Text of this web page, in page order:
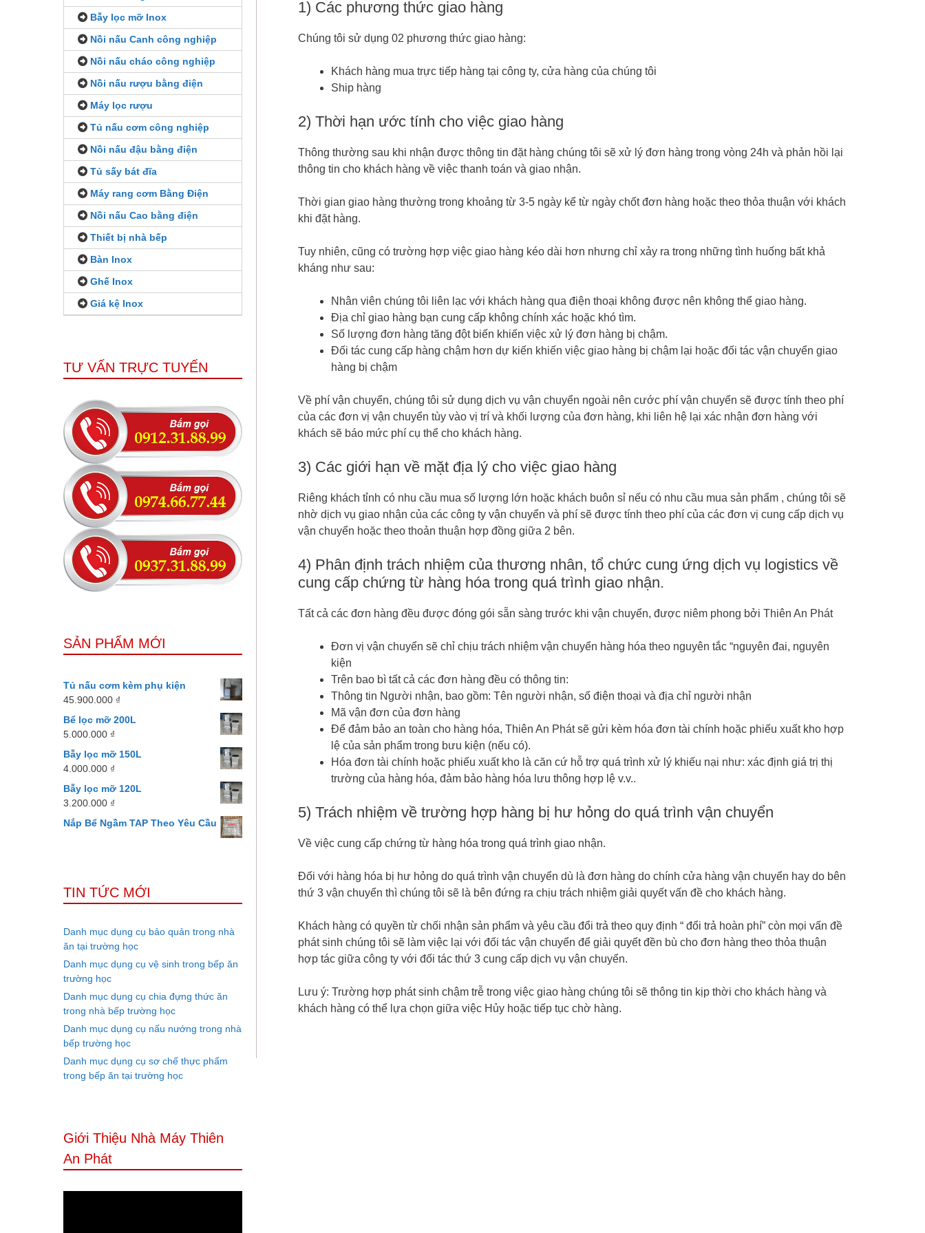
1) Các phương thức giao hàng
Chúng tôi sử dụng 02 phương thức giao hàng:
Khách hàng mua trực tiếp hàng tại công ty, cửa hàng của chúng tôi
Ship hàng
2) Thời hạn ước tính cho việc giao hàng
Thông thường sau khi nhận được thông tin đặt hàng chúng tôi sẽ xử lý đơn hàng trong vòng 24h và phản hồi lại
thông tin cho khách hàng về việc thanh toán và giao nhận.
Thời gian giao hàng thường trong khoảng từ 3-5 ngày kể từ ngày chốt đơn hàng hoặc theo thỏa thuận với khách
khi đặt hàng.
Tuy nhiên, cũng có trường hợp việc giao hàng kéo dài hơn nhưng chỉ xảy ra trong những tình huống bất khả
kháng như sau:
Nhân viên chúng tôi liên lạc với khách hàng qua điện thoại không được nên không thể giao hàng.
Địa chỉ giao hàng bạn cung cấp không chính xác hoặc khó tìm.
Số lượng đơn hàng tăng đột biến khiến việc xử lý đơn hàng bị chậm.
Đối tác cung cấp hàng chậm hơn dự kiến khiến việc giao hàng bị chậm lại hoặc đối tác vận chuyển giao
hàng bị chậm
Về phí vận chuyển, chúng tôi sử dụng dịch vụ vận chuyển ngoài nên cước phí vận chuyển sẽ được tính theo phí
của các đơn vị vận chuyển tùy vào vị trí và khối lượng của đơn hàng, khi liên hệ lại xác nhận đơn hàng với
khách sẽ báo mức phí cụ thể cho khách hàng.
3) Các giới hạn về mặt địa lý cho việc giao hàng
Riêng khách tỉnh có nhu cầu mua số lượng lớn hoặc khách buôn sỉ nếu có nhu cầu mua sản phẩm , chúng tôi sẽ
nhờ dịch vụ giao nhận của các công ty vận chuyển và phí sẽ được tính theo phí của các đơn vị cung cấp dịch vụ
vận chuyển hoặc theo thoản thuận hợp đồng giữa 2 bên.
4) Phân định trách nhiệm của thương nhân, tổ chức cung ứng dịch vụ logistics về
cung cấp chứng từ hàng hóa trong quá trình giao nhận.
Tất cả các đơn hàng đều được đóng gói sẵn sàng trước khi vận chuyển, được niêm phong bởi Thiên An Phát
Đơn vị vận chuyển sẽ chỉ chịu trách nhiệm vận chuyển hàng hóa theo nguyên tắc “nguyên đai, nguyên
kiện
Trên bao bì tất cả các đơn hàng đều có thông tin:
Thông tin Người nhận, bao gồm: Tên người nhận, số điện thoại và địa chỉ người nhận
Mã vận đơn của đơn hàng
Để đảm bảo an toàn cho hàng hóa, Thiên An Phát sẽ gửi kèm hóa đơn tài chính hoặc phiếu xuất kho hợp
lệ của sản phẩm trong bưu kiện (nếu có).
Hóa đơn tài chính hoặc phiếu xuất kho là căn cứ hỗ trợ quá trình xử lý khiếu nại như: xác định giá trị thị
trường của hàng hóa, đảm bảo hàng hóa lưu thông hợp lệ v.v..
5) Trách nhiệm về trường hợp hàng bị hư hỏng do quá trình vận chuyển
Về việc cung cấp chứng từ hàng hóa trong quá trình giao nhận.
Đối với hàng hóa bị hư hỏng do quá trình vận chuyển dù là đơn hàng do chính cửa hàng vận chuyển hay do bên
thứ 3 vận chuyển thì chúng tôi sẽ là bên đứng ra chịu trách nhiệm giải quyết vấn đề cho khách hàng.
Khách hàng có quyền từ chối nhận sản phẩm và yêu cầu đổi trả theo quy định “ đổi trả hoàn phí” còn mọi vấn đề
phát sinh chúng tôi sẽ làm việc lại với đối tác vận chuyển để giải quyết đền bù cho đơn hàng theo thỏa thuận
hợp tác giữa công ty với đối tác thứ 3 cung cấp dịch vụ vận chuyển.
Lưu ý: Trường hợp phát sinh chậm trễ trong việc giao hàng chúng tôi sẽ thông tin kịp thời cho khách hàng và
khách hàng có thể lựa chọn giữa việc Hủy hoặc tiếp tục chờ hàng.
Bẫy lọc mỡ Inox
Nồi nấu Canh công nghiệp
Nồi nấu cháo công nghiệp
Nồi nấu rượu bằng điện
Máy lọc rượu
Tủ nấu cơm công nghiệp
Nồi nấu đậu bằng điện
Tủ sấy bát đĩa
Máy rang cơm Bằng Điện
Nồi nấu Cao bằng điện
Thiết bị nhà bếp
Bàn Inox
Ghế Inox
Giá kệ Inox
TƯ VẤN TRỰC TUYẾN
SẢN PHẨM MỚI
Tủ nấu cơm kèm phụ kiện
45.900.000 ₫
Bể lọc mỡ 200L
5.000.000 ₫
Bẫy lọc mỡ 150L
4.000.000 ₫
Bẫy lọc mỡ 120L
3.200.000 ₫
Nắp Bể Ngầm TAP Theo Yêu Cầu
TIN TỨC MỚI
Danh mục dụng cụ bảo quản trong nhà
ăn tại trường học
Danh mục dụng cụ vệ sinh trong bếp ăn
trường học
Danh mục dụng cụ chia đựng thức ăn
trong nhà bếp trường học
Danh mục dụng cụ nấu nướng trong nhà
bếp trường học
Danh mục dụng cụ sơ chế thực phẩm
trong bếp ăn tại trường học
Giới Thiệu Nhà Máy Thiên
An Phát